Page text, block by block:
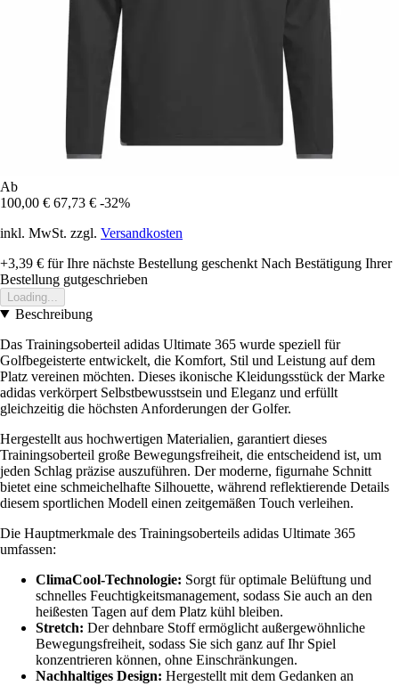
Ab
100,00 € 67,73 € -32%
inkl. MwSt. zzgl. Versandkosten
+3,39 € für Ihre nächste Bestellung geschenkt Nach Bestätigung Ihrer
Bestellung gutgeschrieben
Loading...
Beschreibung
Das Trainingsoberteil adidas Ultimate 365 wurde speziell für
Golfbegeisterte entwickelt, die Komfort, Stil und Leistung auf dem
Platz vereinen möchten. Dieses ikonische Kleidungsstück der Marke
adidas verkörpert Selbstbewusstsein und Eleganz und erfüllt
gleichzeitig die höchsten Anforderungen der Golfer.
Hergestellt aus hochwertigen Materialien, garantiert dieses
Trainingsoberteil große Bewegungsfreiheit, die entscheidend ist, um
jeden Schlag präzise auszuführen. Der moderne, figurnahe Schnitt
bietet eine schmeichelhafte Silhouette, während reflektierende Details
diesem sportlichen Modell einen zeitgemäßen Touch verleihen.
Die Hauptmerkmale des Trainingsoberteils adidas Ultimate 365
umfassen:
ClimaCool-Technologie: Sorgt für optimale Belüftung und
schnelles Feuchtigkeitsmanagement, sodass Sie auch an den
heißesten Tagen auf dem Platz kühl bleiben.
Stretch: Der dehnbare Stoff ermöglicht außergewöhnliche
Bewegungsfreiheit, sodass Sie sich ganz auf Ihr Spiel
konzentrieren können, ohne Einschränkungen.
Nachhaltiges Design: Hergestellt mit dem Gedanken an